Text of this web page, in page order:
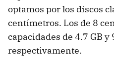
optamos por los discos
centímetros. Los de 8
capacidades de 4.7 GB y
respectivamente.